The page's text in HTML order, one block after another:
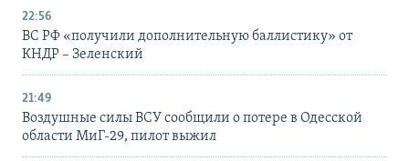
22:56
ВС РФ «получили дополнительную баллистику» от
КНДР – Зеленский
21:49
Воздушные силы ВСУ сообщили о потере в Одесской
области МиГ-29, пилот выжил